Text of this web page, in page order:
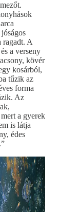
ragadt. A
a verseny
kövér
kosárból,
tűzik az
forma
Az
a gyerek
is látja
édes